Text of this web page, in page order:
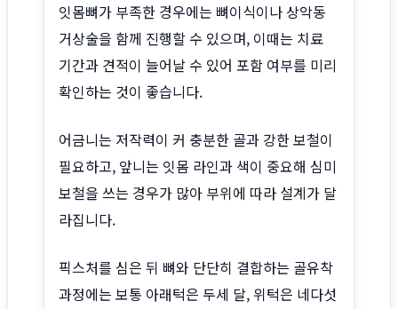
잇몸뼈가 부족한 경우에는 뼈이식이나 상악동
거상술을 함께 진행할 수 있으며, 이때는 치료
기간과 견적이 늘어날 수 있어 포함 여부를 미리
확인하는 것이 좋습니다.
어금니는 저작력이 커 충분한 골과 강한 보철이
필요하고, 앞니는 잇몸 라인과 색이 중요해 심미
보철을 쓰는 경우가 많아 부위에 따라 설계가 달
라집니다.
픽스처를 심은 뒤 뼈와 단단히 결합하는 골유착
과정에는 보통 아래턱은 두세 달, 위턱은 네다섯